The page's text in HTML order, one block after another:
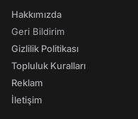
Hakkımızda
Geri Bildirim
Gizlilik Politikası
Topluluk Kuralları
Reklam
İletişim